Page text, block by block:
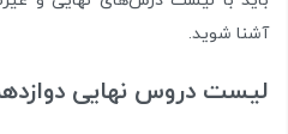
آشنا شوید.
لیست دروس نهایی